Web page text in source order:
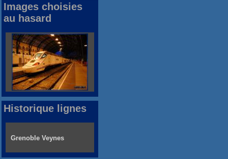
Images choisies
au hasard
Historique lignes
Grenoble Veynes